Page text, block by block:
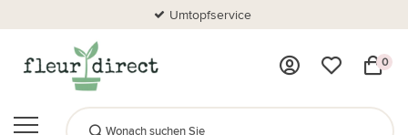
Umtopfservice
0